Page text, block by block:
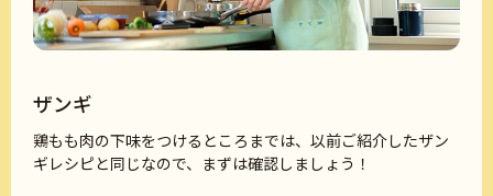
ザンギ
鶏もも肉の下味をつけるところまでは、以前ご紹介したザン
ギレシピと同じなので、まずは確認しましょう！